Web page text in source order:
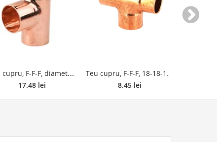
T
eu cupru, F-F-F, diametru 22-22-15 mm
17.48 lei
Teu cupru, F-F-F, 18-18-15 mm
8.45 lei